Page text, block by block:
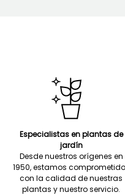
Especialistas en plantas de
jardín
Desde nuestros orígenes en
1950, estamos
con la calidad de nuestras
plantas y nuestro servicio.